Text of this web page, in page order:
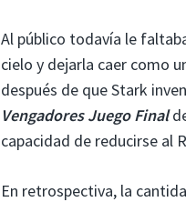
Al público todavía le
cielo y dejarla caer como
después de que Stark
Vengadores Juego Final
capacidad de reducirse al
En retrospectiva, la